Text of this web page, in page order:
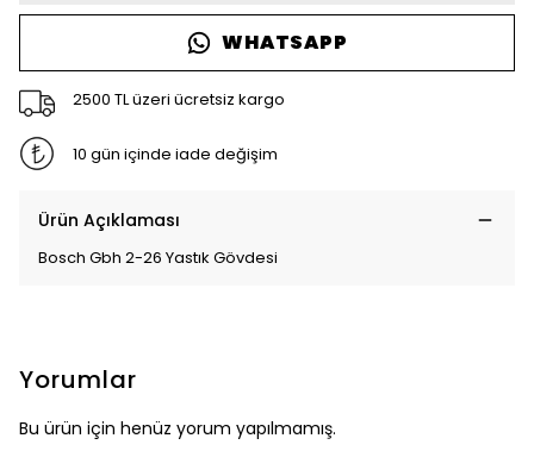
WHATSAPP
2500 TL üzeri ücretsiz kargo
10 gün içinde iade değişim
Ürün Açıklaması
Bosch Gbh 2-26 Yastık Gövdesi
Yorumlar
Bu ürün için henüz yorum yapılmamış.